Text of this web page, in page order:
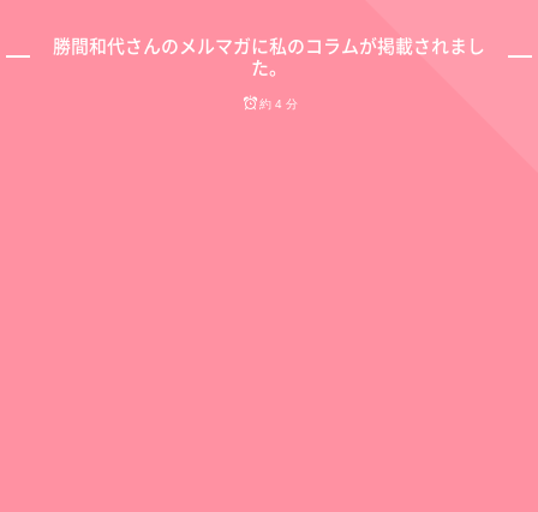
勝間和代さんのメルマガに私のコラムが掲載されまし
た。
約 4 分